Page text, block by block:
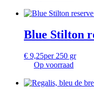
Blue Stilton
€ 9,25per 250 gr
Op voorraad